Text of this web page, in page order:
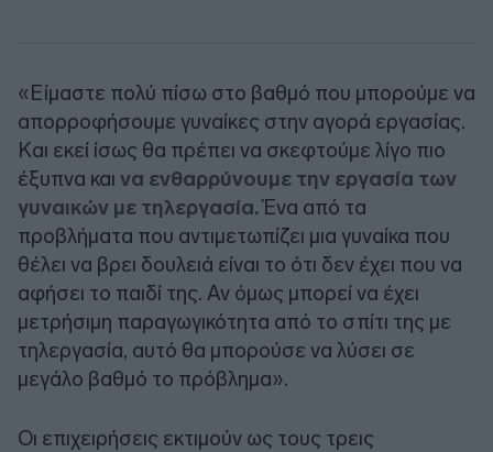
«Είμαστε πολύ πίσω στο βαθμό που μπορούμε να
απορροφήσουμε γυναίκες στην αγορά εργασίας.
Και εκεί ίσως θα πρέπει να σκεφτούμε λίγο πιο
έξυπνα και να ενθαρρύνουμε την εργασία των
γυναικών με τηλεργασία.Ένα από τα
προβλήματα που αντιμετωπίζει μια γυναίκα που
θέλει να βρει δουλειά είναι το ότι δεν έχει που να
αφήσει το παιδί της. Αν όμως μπορεί να έχει
μετρήσιμη παραγωγικότητα από το σπίτι της με
τηλεργασία, αυτό θα μπορούσε να λύσει σε
μεγάλο βαθμό το πρόβλημα».
Oι επιχειρήσεις εκτιμούν ως τους τρεις